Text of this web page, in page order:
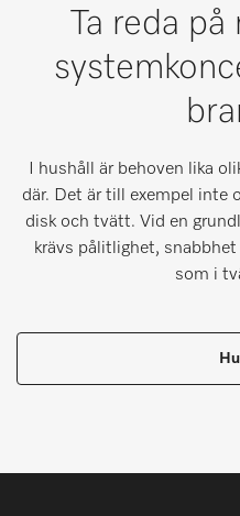
Ta reda
I hushåll är behoven lika
där. Det är till exempel inte
disk och tvätt. Vid en
krävs pålitlighet,
som i